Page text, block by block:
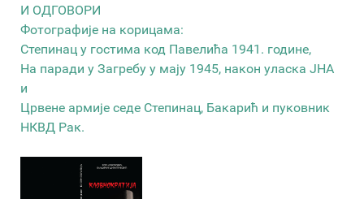
И ОДГОВОРИ
Фотографије на корицама:
Степинац у гостима код Павелића 1941. године,
На паради у Загребу у мају 1945, након уласка ЈНА
и
Црвене армије седе Степинац, Бакарић и пуковник
НКВД Рак.